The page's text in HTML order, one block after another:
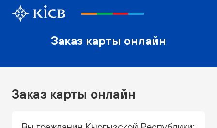
Заказ карты онлайн
Заказ карты онлайн